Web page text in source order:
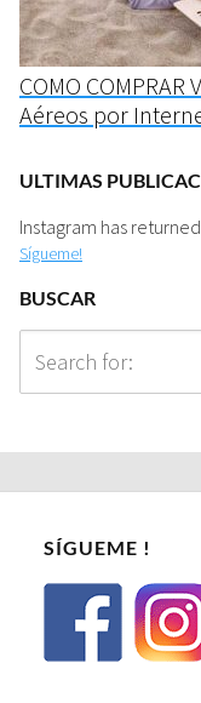
COMO COMPRAR
Aéreos por
ULTIMAS
Instagram has
Sígueme!
BUSCAR
SÍGUEME !